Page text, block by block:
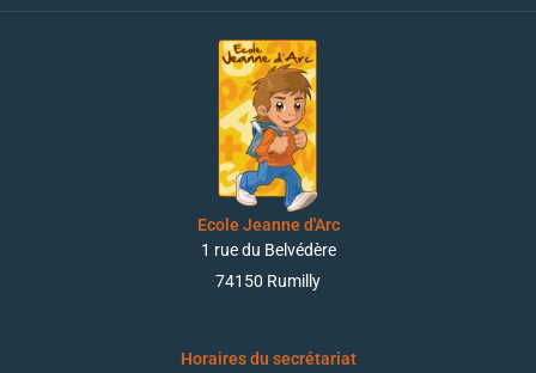
Ecole Jeanne d'Arc
1 rue du Belvédère
74150 Rumilly
Horaires du secrétariat